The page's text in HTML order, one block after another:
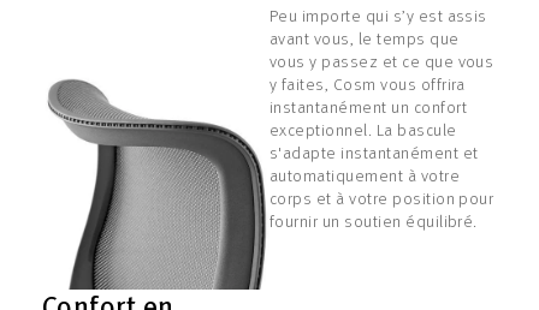
Peu importe qui s’y est assis
avant vous, le temps que
vous y passez et ce que vous
y faites, Cosm vous offrira
instantanément un confort
exceptionnel. La bascule
s'adapte instantanément et
automatiquement à votre
corps et à votre position pour
fournir un soutien équilibré.